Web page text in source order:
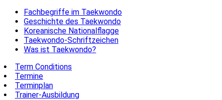
Fachbegriffe im Taekwondo
Geschichte des Taekwondo
Koreanische Nationalflagge
Taekwondo-Schriftzeichen
Was ist Taekwondo?
Term Conditions
Termine
Terminplan
Trainer-Ausbildung